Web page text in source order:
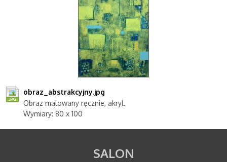
obraz_abstrakcyjny.jpg
Obraz malowany ręcznie, akryl.
Wymiary: 80 x 100
SALON